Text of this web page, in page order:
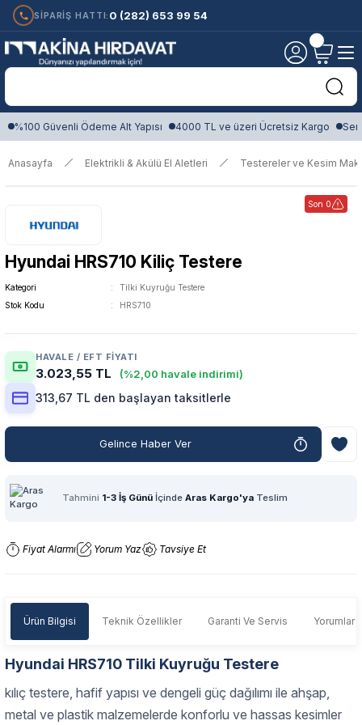
SİPARİŞ HATTI: 0 (282) 653 99 54
%100 Güvenli Ödeme Alt Yapısı 4000 TL ve üzeri Ücretsiz Kargo
Anasayfa Elektrikli & Akülü El Aletleri Testereler ve Kesim
Son 0
Hyundai HRS710 Kiliç Testere
Kategori
Tilki Kuyruğu Testere
Stok Kodu
HRS710
HAVALE / EFT FIYATI
3.023,55 TL (%2,00 havale indirimi)
313,67 TL den başlayan taksitlerle
Gelince Haber Ver
Tahmini 1-3 İş Günü İçinde Aras Kargo'ya Teslim
Fiyat Alarmı Yorum Yaz Tavsiye Et
Ürün Bilgisi Teknik Özellikler Garanti Ve Servis Yorumlar
Hyundai HRS710 Tilki Kuyruğu Testere
kılıç testere, hafif yapısı ve dengeli güç dağılımı ile ahşap,
metal ve plastik malzemelerde konforlu ve hassas kesimler